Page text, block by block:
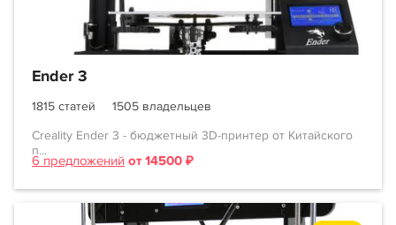
Ender 3
1815 статей
1505 владельцев
Creality Ender 3 - бюджетный 3D-принтер от Китайского
п...
6 предложений от 14500 ₽